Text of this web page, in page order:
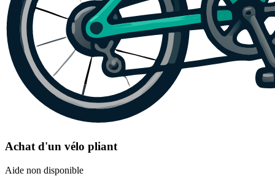
Achat d'un vélo pliant
Aide non disponible